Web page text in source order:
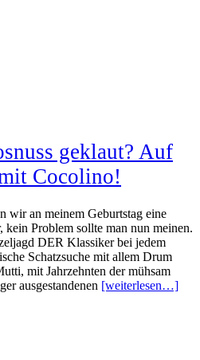
geklaut? Auf
Cocolino!
wir an meinem Geburtstag eine
kein Problem sollte man nun meinen.
DER Klassiker bei jedem
Schatzsuche mit allem Drum
mit Jahrzehnten der mühsam
ausgestandenen [weiterlesen…]